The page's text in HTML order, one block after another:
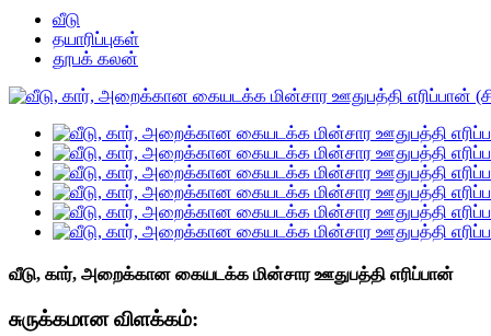
வீடு
தயாரிப்புகள்
தூபக் கலன்
வீடு, கார், அறைக்கான கையடக்க மின்சார ஊதுபத்தி எரிப்பான்
சுருக்கமான விளக்கம்: